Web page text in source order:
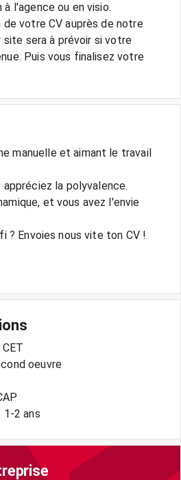
l'agence ou en visio.
de votre CV auprès de notre
sera à prévoir si votre
Puis vous finalisez votre
manuelle et aimant le travail
la polyvalence.
et vous avez l'envie
? Envoies nous vite ton CV !
oeuvre
1-2 ans